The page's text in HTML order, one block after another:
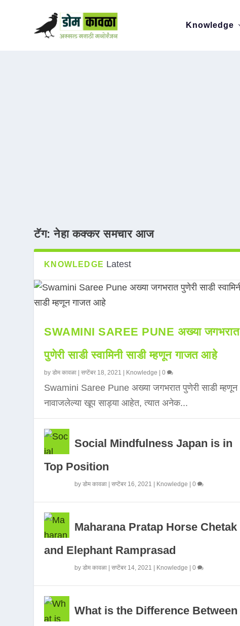
Knowledge
टॅग:नेहा कक्कर समचार आज
KNOWLEDGE Latest
SWAMINI SAREE PUNE अख्या जगभरात
पुणेरी साडी स्वामिनी साडी म्हणून गाजत आहे
byडोम कावळा |सप्टेंबर 18, 2021 Knowledge |0
Swamini Saree Pune अख्या जगभरात पुणेरी साडी म्हणून
नावाजलेल्या खूप साड्या आहेत, त्यात अनेक...
Social Mindfulness Japan is in
Top Position
byडोम कावळा |सप्टेंबर 16, 2021 Knowledge |0
Maharana Pratap Horse Chetak
and Elephant Ramprasad
byडोम कावळा |सप्टेंबर 14, 2021 Knowledge |0
What is the Difference Between